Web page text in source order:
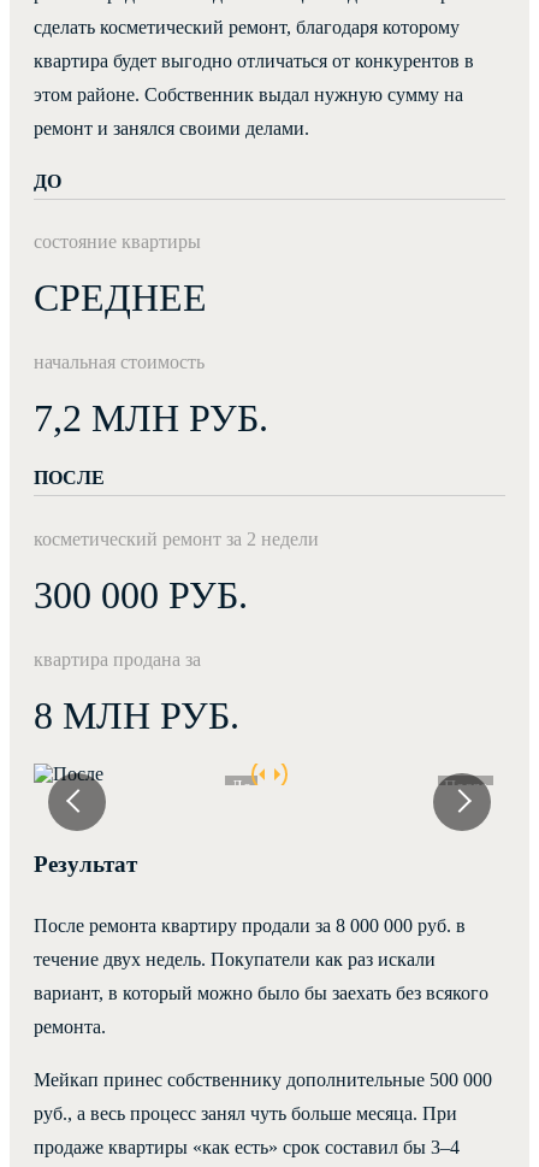
сделать косметический ремонт, благодаря которому
квартира будет выгодно отличаться от конкурентов в
этом районе. Собственник выдал нужную сумму на
ремонт и занялся своими делами.
ДО
состояние квартиры
СРЕДНЕЕ
начальная стоимость
7,2 МЛН РУБ.
ПОСЛЕ
косметический ремонт за 2 недели
300 000 РУБ.
квартира продана за
8 МЛН РУБ.
После
До
Результат
После ремонта квартиру продали за 8 000 000 руб. в
течение двух недель. Покупатели как раз искали
вариант, в который можно было бы заехать без всякого
ремонта.
Мейкап принес собственнику дополнительные 500 000
руб., а весь процесс занял чуть больше месяца. При
продаже квартиры «как есть» срок составил бы 3–4